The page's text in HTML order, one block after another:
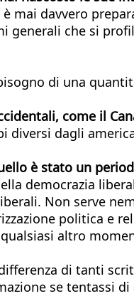
mai davvero
che si
di una
come il
dagli
è stato un
democrazia
Non serve
politica e
altro
di tanti
se tentassi